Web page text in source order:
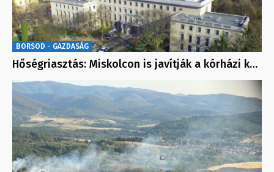
BORSOD - GAZDASÁG
Hőségriasztás: Miskolcon is javítják a kórházi k…